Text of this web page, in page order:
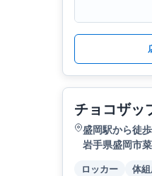
チョコザッ
盛岡駅から徒
岩手県盛岡市
ロッカー 体